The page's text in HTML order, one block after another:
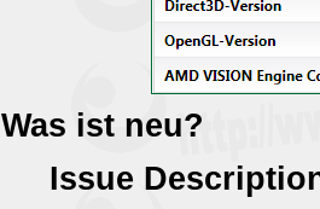
Was ist neu?
Issue